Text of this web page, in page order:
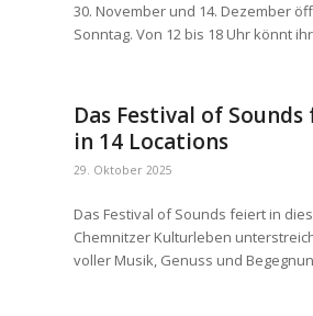
30. November und 14. Dezember
Sonntag. Von 12 bis 18 Uhr könnt
Das Festival of
in 14 Locations
29. Oktober 2025
Das Festival of Sounds feiert in
Chemnitzer Kulturleben
voller Musik, Genuss und